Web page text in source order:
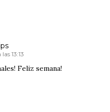
13:13
Feliz semana!